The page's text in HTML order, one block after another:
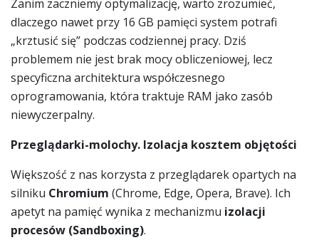
Zanim zaczniemy optymalizację, warto zrozumieć,
dlaczego nawet przy 16 GB pamięci system potrafi
„krztusić się” podczas codziennej pracy. Dziś
problemem nie jest brak mocy obliczeniowej, lecz
specyficzna architektura współczesnego
oprogramowania, która traktuje RAM jako zasób
niewyczerpalny.
Przeglądarki-molochy. Izolacja kosztem objętości
Większość z nas korzysta z przeglądarek opartych na
silniku Chromium (Chrome, Edge, Opera, Brave). Ich
apetyt na pamięć wynika z mechanizmu izolacji
procesów (Sandboxing).